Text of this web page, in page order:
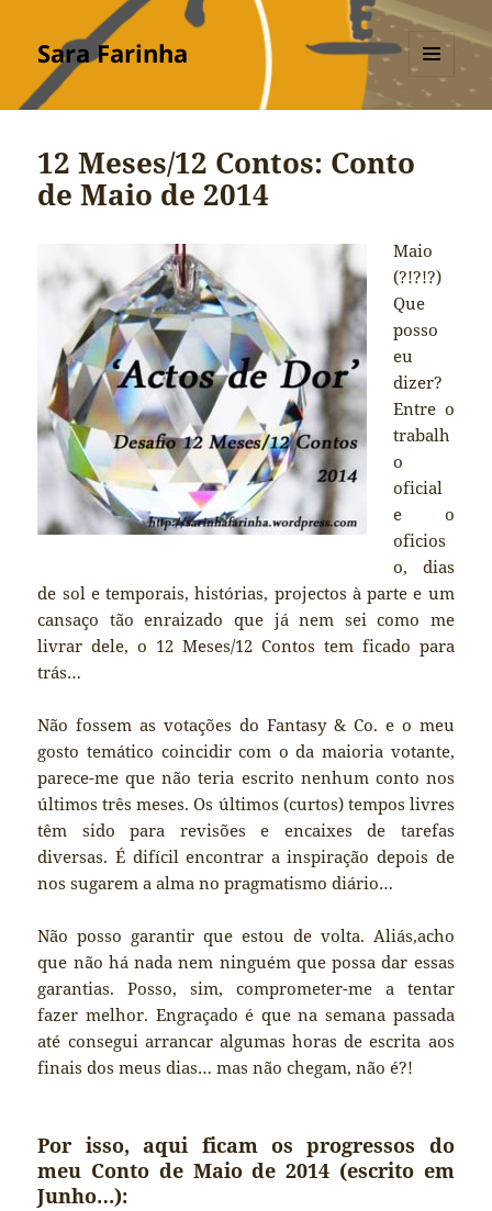
Sara Farinha
MENU
12 Meses/12 Contos: Conto
de Maio de 2014
Maio
(?!?!?)
Que
posso
eu
dizer?
Entre o
trabalh
o
oficial
e o
oficios
o, dias
de sol e temporais, histórias, projectos à parte e um
cansaço tão enraizado que já nem sei como me
livrar dele, o 12 Meses/12 Contos tem ficado para
trás…
Não fossem as votações do Fantasy & Co. e o meu
gosto temático coincidir com o da maioria votante,
parece-me que não teria escrito nenhum conto nos
últimos três meses. Os últimos (curtos) tempos livres
têm sido para revisões e encaixes de tarefas
diversas. É difícil encontrar a inspiração depois de
nos sugarem a alma no pragmatismo diário…
Não posso garantir que estou de volta. Aliás,acho
que não há nada nem ninguém que possa dar essas
garantias. Posso, sim, comprometer-me a tentar
fazer melhor. Engraçado é que na semana passada
até consegui arrancar algumas horas de escrita aos
finais dos meus dias… mas não chegam, não é?!
Por isso, aqui ficam os progressos do
meu Conto de Maio de 2014 (escrito em
Junho…):